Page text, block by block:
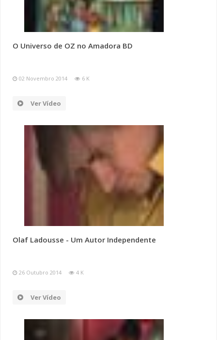
O Universo de OZ no Amadora BD
02 Novembro 2014 6 K
Ver Vídeo
Olaf Ladousse - Um Autor Independente
26 Outubro 2014 4 K
Ver Vídeo